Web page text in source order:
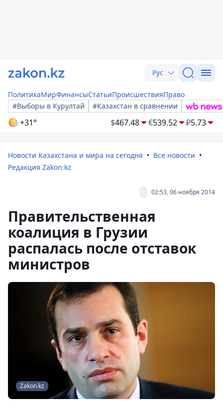
Рус
ПолитикаМирФинансыСтатьиПроисшествияПраво
#Выборы в Курултай
#Казахстан в сравнении
+31° $467.48 €539.52 ₽5.73
Новости Казахстана и мира на сегодня
Все новости
Редакция Zakon.kz
02:53, 06 ноября 2014
Правительственная
коалиция в Грузии
распалась после отставок
министров
Zakon.kz